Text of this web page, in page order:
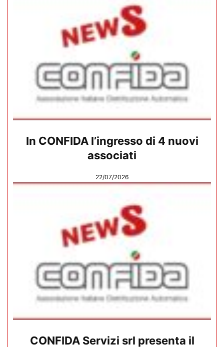
In CONFIDA l’ingresso di 4 nuovi
associati
22/07/2026
CONFIDA Servizi srl presenta il